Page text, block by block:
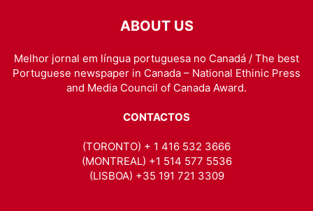
ABOUT US
Melhor jornal em língua portuguesa no Canadá / The best
Portuguese newspaper in Canada – National Ethinic Press
and Media Council of Canada Award.
CONTACTOS
(TORONTO) + 1 416 532 3666
(MONTREAL) +1 514 577 5536
(LISBOA) +35 191 721 3309